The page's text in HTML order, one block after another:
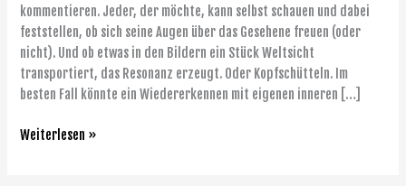
kommentieren. Jeder, der möchte, kann selbst schauen und dabei
feststellen, ob sich seine Augen über das Gesehene freuen (oder
nicht). Und ob etwas in den Bildern ein Stück Weltsicht
transportiert, das Resonanz erzeugt. Oder Kopfschütteln. Im
besten Fall könnte ein Wiedererkennen mit eigenen inneren […]
Weiterlesen »